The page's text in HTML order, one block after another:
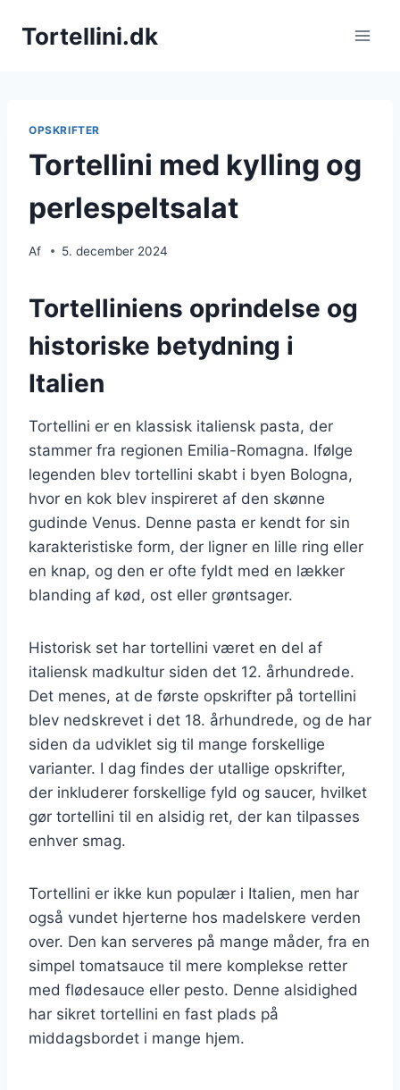
Tortellini.dk
OPSKRIFTER
Tortellini med kylling og
perlespeltsalat
Af 5. december 2024
Tortelliniens oprindelse og
historiske betydning i
Italien
Tortellini er en klassisk italiensk pasta, der
stammer fra regionen Emilia-Romagna. Ifølge
legenden blev tortellini skabt i byen Bologna,
hvor en kok blev inspireret af den skønne
gudinde Venus. Denne pasta er kendt for sin
karakteristiske form, der ligner en lille ring eller
en knap, og den er ofte fyldt med en lækker
blanding af kød, ost eller grøntsager.
Historisk set har tortellini været en del af
italiensk madkultur siden det 12. århundrede.
Det menes, at de første opskrifter på tortellini
blev nedskrevet i det 18. århundrede, og de har
siden da udviklet sig til mange forskellige
varianter. I dag findes der utallige opskrifter,
der inkluderer forskellige fyld og saucer, hvilket
gør tortellini til en alsidig ret, der kan tilpasses
enhver smag.
Tortellini er ikke kun populær i Italien, men har
også vundet hjerterne hos madelskere verden
over. Den kan serveres på mange måder, fra en
simpel tomatsauce til mere komplekse retter
med flødesauce eller pesto. Denne alsidighed
har sikret tortellini en fast plads på
middagsbordet i mange hjem.